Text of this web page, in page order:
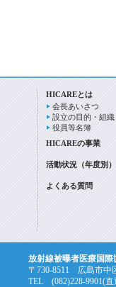
HICAREとは
会長あいさつ
設立の目的・組織
役員等名簿
HICAREの事業
活動状況（年度別）
よくある質問
放射線被曝者医療国
〒730-8511 広島市中
TEL (082)228-9901(